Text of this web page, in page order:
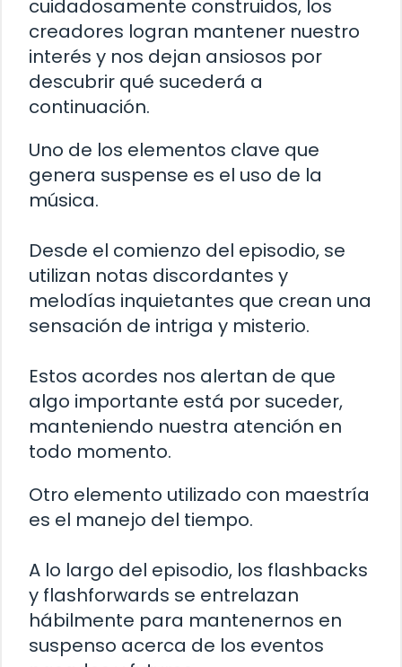
cuidadosamente construidos, los
creadores logran mantener nuestro
interés y nos dejan ansiosos por
descubrir qué sucederá a
continuación.
Uno de los elementos clave que
genera suspense es el uso de la
música.
Desde el comienzo del episodio, se
utilizan notas discordantes y
melodías inquietantes que crean una
sensación de intriga y misterio.
Estos acordes nos alertan de que
algo importante está por suceder,
manteniendo nuestra atención en
todo momento.
Otro elemento utilizado con maestría
es el manejo del tiempo.
A lo largo del episodio, los flashbacks
y flashforwards se entrelazan
hábilmente para mantenernos en
suspenso acerca de los eventos